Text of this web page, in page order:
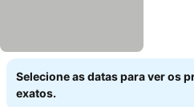
Selecione as datas para ver os
exatos.